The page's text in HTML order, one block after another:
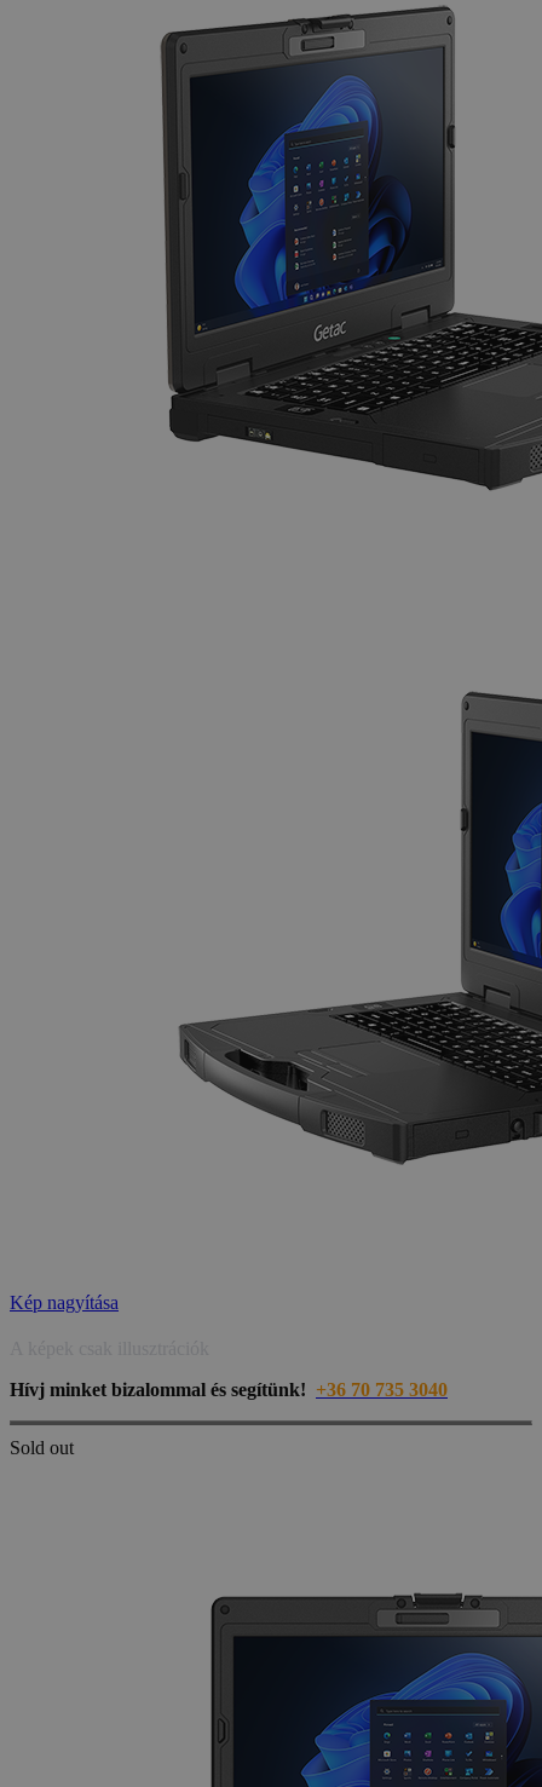
Kép nagyítása
Hívj minket bizalommal és segítünk! +36 70 735 3040
Sold out